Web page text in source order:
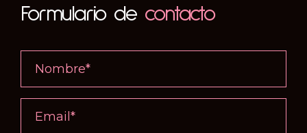
Formulario de contacto